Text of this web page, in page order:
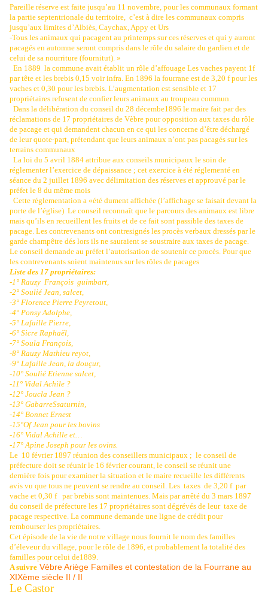
Pareille réserve est faite jusqu’au 11 novembre, pour les communaux formant
la partie septentrionale du territoire, c’est à dire les communaux compris
jusqu’aux limites d’Albiès, Caychax, Appy et Urs
-Tous les animaux qui pacagent au printemps sur ces réserves et qui y auront
pacagés en automne seront compris dans le rôle du salaire du gardien et de
celui de sa nourriture (fournitut). »
En 1889 la commune avait établit un rôle d’affouage Les vaches payent 1f
par tête et les brebis 0,15 voir infra. En 1896 la fourrane est de 3,20 f pour les
vaches et 0,30 pour les brebis. L’augmentation est sensible et 17
propriétaires refusent de confier leurs animaux au troupeau commun.
Dans la délibération du conseil du 28 décembe1896 le maire fait par des
réclamations de 17 propriétaires de Vèbre pour opposition aux taxes du rôle
de pacage et qui demandent chacun en ce qui les concerne d’être déchargé
de leur quote-part, prétendant que leurs animaux n’ont pas pacagés sur les
terrains communaux
La loi du 5 avril 1884 attribue aux conseils municipaux le soin de
réglementer l’exercice de dépaissance ; cet exercice à été réglementé en
séance du 2 juillet 1896 avec délimitation des réserves et approuvé par le
préfet le 8 du même mois
Cette réglementation a «été dument affichée (l’affichage se faisait devant la
porte de l’église) Le conseil reconnaît que le parcours des animaux est libre
mais qu’ils en recueillent les fruits et de ce fait sont passible des taxes de
pacage. Les contrevenants ont contresignés les procès verbaux dressés par le
garde champêtre dés lors ils ne sauraient se soustraire aux taxes de pacage.
Le conseil demande au préfet l’autorisation de soutenir ce procès. Pour que
les contrevenants soient maintenus sur les rôles de pacages
Liste des 17 propriétaires:
-1° Rauzy François guimbart,
-2° Soulié Jean, salcet,
-3° Florence Pierre Peyretout,
-4° Ponsy Adolphe,
-5° Lafaille Pierre,
-6° Sicre Raphaël,
-7° Soula François,
-8° Rauzy Mathieu reyot,
-9° Lafaille Jean, la douçur,
-10° Soulié Etienne salcet,
-11° Vidal Achile ?
-12° Joucla Jean ?
-13° GabarreSsaturnin,
-14° Bonnet Ernest
-15°Of Jean pour les bovins
-16° Vidal Achille et…
-17° Apine Joseph pour les ovins.
Le 10 février 1897 réunion des conseillers municipaux ; le conseil de
préfecture doit se réunir le 16 février courant, le conseil se réunit une
dernière fois pour examiner la situation et le maire recueille les différents
avis vu que tous ne peuvent se rendre au conseil. Les taxes de 3,20 f par
vache et 0,30 f par brebis sont maintenues. Mais par arrêté du 3 mars 1897
du conseil de préfecture les 17 propriétaires sont dégrévés de leur taxe de
pacage respective. La commune demande une ligne de crédit pour
rembourser les propriétaires.
Cet épisode de la vie de notre village nous fournit le nom des familles
d’éleveur du village, pour le rôle de 1896, et probablement la totalité des
familles pour celui de1889.
A suivre Vèbre Ariège Familles et contestation de la Fourrane au
XIXème siècle II / II
Le Castor